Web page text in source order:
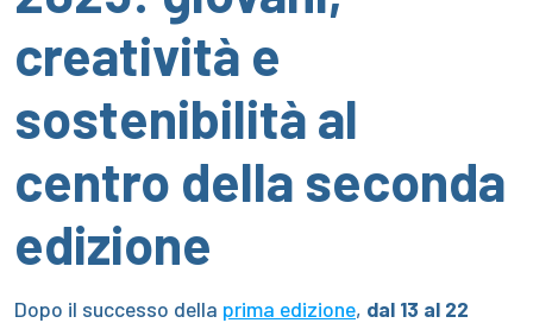
creatività e
sostenibilità al
centro della seconda
edizione
Dopo il successo della prima edizione, dal 13 al 22